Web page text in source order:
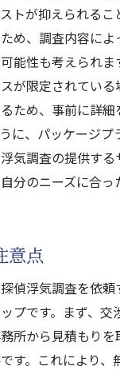
トが抑えられるこ
め、調査内容によ
能性も考えられま
が限定されてい
ため、事前に詳細
に、パッケージプ
気調査の提供する
分のニーズに合っ
意点
偵浮気調査を依頼
プです。まず、交
所から見積もりを
す。これにより、